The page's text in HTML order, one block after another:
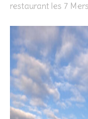
restaurant les 7